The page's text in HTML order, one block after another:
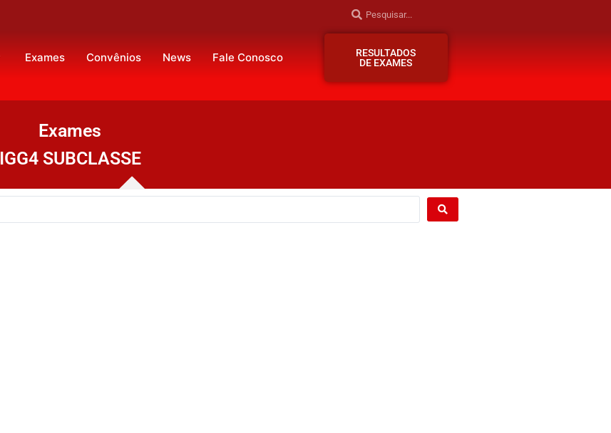
Exames Convênios News Fale Conosco
RESULTADOS
DE EXAMES
Exames
IGG4 SUBCLASSE